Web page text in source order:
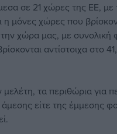
σε 21 χώρες της ΕΕ, με
η μόνες χώρες που
χώρα μας, με συνολική
αντίστοιχα στο
τα περιθώρια για
είτε της έμμεσης